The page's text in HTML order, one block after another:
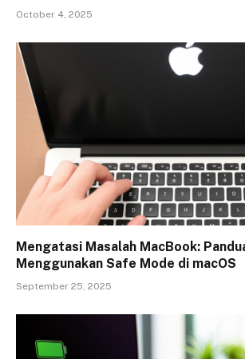
October 4, 2025
Mengatasi Masalah MacBook:
Menggunakan Safe Mode di macOS
September 25, 2025